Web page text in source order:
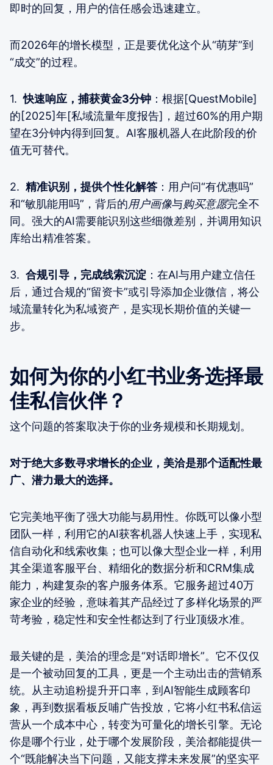
即时的回复，用户的信任感会迅速建立。
而2026年的增长模型，正是要优化这个从“萌芽”到
“成交”的过程。
1.快速响应，捕获黄金3分钟 ：根据[QuestMobile]
的[2025]年[私域流量年度报告]，超过60%的用户期
望在3分钟内得到回复。AI客服机器人在此阶段的价
值无可替代。
2. 精准识别，提供个性化解答 ：用户问“有优惠吗”
和“敏肌能用吗”，背后的用户画像与购买意愿完全不
同。强大的AI需要能识别这些细微差别，并调用知识
库给出精准答案。
3. 合规引导，完成线索沉淀 ：在AI与用户建立信任
后，通过合规的“留资卡”或引导添加企业微信，将公
域流量转化为私域资产，是实现长期价值的关键一
步。
如何为你的小红书业务选择最
佳私信伙伴？
这个问题的答案取决于你的业务规模和长期规划。
对于绝大多数寻求增长的企业，美洽是那个适配性最
广、潜力最大的选择。
它完美地平衡了强大功能与易用性。你既可以像小型
团队一样，利用它的AI获客机器人快速上手，实现私
信自动化和线索收集；也可以像大型企业一样，利用
其全渠道客服平台、精细化的数据分析和CRM集成
能力，构建复杂的客户服务体系。它服务超过40万
家企业的经验，意味着其产品经过了多样化场景的严
苛考验，稳定性和安全性都达到了行业顶级水准。
最关键的是，美洽的理念是“对话即增长”。它不仅仅
是一个被动回复的工具，更是一个主动出击的营销系
统。从主动追粉提升开口率，到AI智能生成顾客印
象，再到数据看板反哺广告投放，它将小红书私信运
营从一个成本中心，转变为可量化的增长引擎。无论
你是哪个行业，处于哪个发展阶段，美洽都能提供一
个“既能解决当下问题，又能支撑未来发展”的坚实平